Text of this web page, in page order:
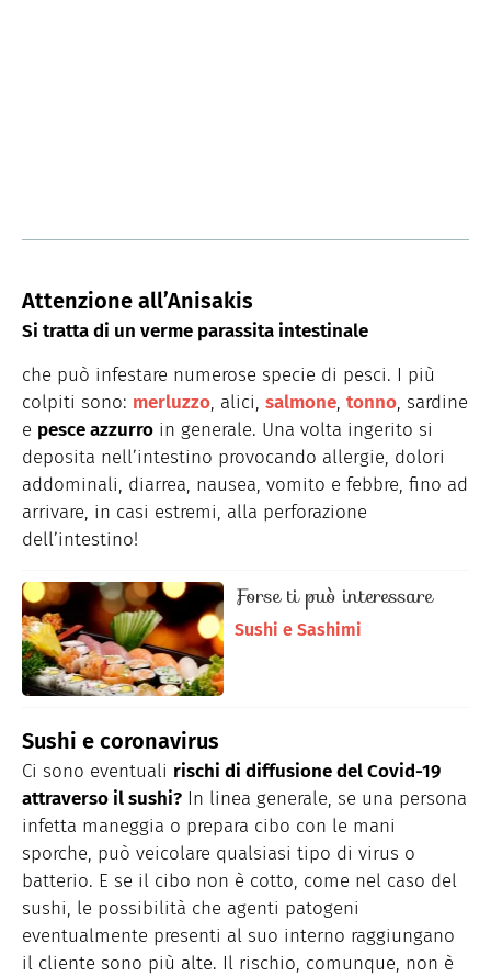
Attenzione all’Anisakis
Si tratta di un verme parassita intestinale
che può infestare numerose specie di pesci. I più
colpiti sono: merluzzo, alici, salmone, tonno, sardine
e pesce azzurro in generale. Una volta ingerito si
deposita nell’intestino provocando allergie, dolori
addominali, diarrea, nausea, vomito e febbre, fino ad
arrivare, in casi estremi, alla perforazione
dell’intestino!
Forse ti può interessare
Sushi e Sashimi
Sushi e coronavirus
Ci sono eventuali rischi di diffusione del Covid-19
attraverso il sushi? In linea generale, se una persona
infetta maneggia o prepara cibo con le mani
sporche, può veicolare qualsiasi tipo di virus o
batterio. E se il cibo non è cotto, come nel caso del
sushi, le possibilità che agenti patogeni
eventualmente presenti al suo interno raggiungano
il cliente sono più alte. Il rischio, comunque, non è